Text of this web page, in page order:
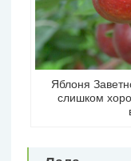
Яблоня
слишком